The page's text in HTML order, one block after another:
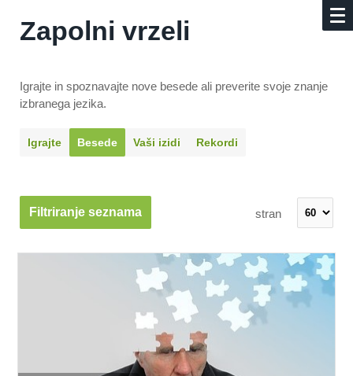
Zapolni vrzeli
Igrajte in spoznavajte nove besede ali preverite svoje znanje
izbranega jezika.
Igrajte Besede Vaši izidi Rekordi
Filtriranje seznama stran